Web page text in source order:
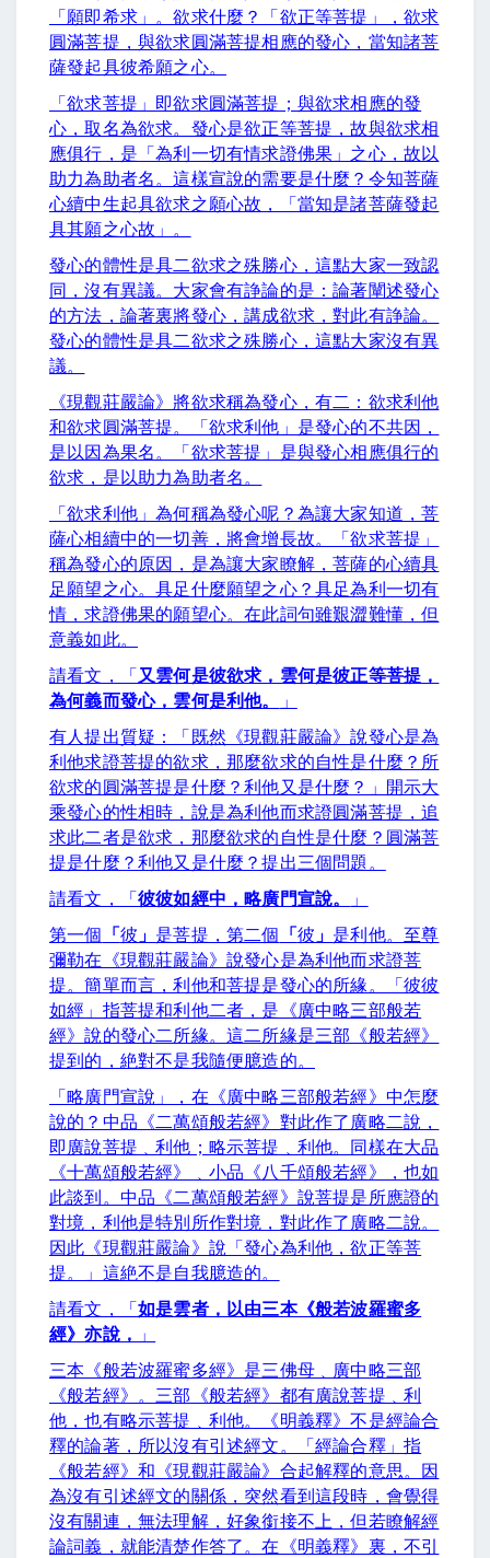
「願即希求」。欲求什麼？「欲正等菩提」，欲求
圓滿菩提，與欲求圓滿菩提相應的發心，當知諸菩
薩發起具彼希願之心。
「欲求菩提」即欲求圓滿菩提；與欲求相應的發
心，取名為欲求。發心是欲正等菩提，故與欲求相
應俱行，是「為利一切有情求證佛果」之心，故以
助力為助者名。這樣宣說的需要是什麼？令知菩薩
心續中生起具欲求之願心故，「當知是諸菩薩發起
具其願之心故」。
發心的體性是具二欲求之殊勝心，這點大家一致認
同，沒有異議。大家會有諍論的是：論著闡述發心
的方法，論著裏將發心，講成欲求，對此有諍論。
發心的體性是具二欲求之殊勝心，這點大家沒有異
議。
《現觀莊嚴論》將欲求稱為發心，有二：欲求利他
和欲求圓滿菩提。「欲求利他」是發心的不共因，
是以因為果名。「欲求菩提」是與發心相應俱行的
欲求，是以助力為助者名。
「欲求利他」為何稱為發心呢？為讓大家知道，菩
薩心相續中的一切善，將會增長故。「欲求菩提」
稱為發心的原因，是為讓大家瞭解，菩薩的心續具
足願望之心。具足什麼願望之心？具足為利一切有
情，求證佛果的願望心。在此詞句雖艱澀難懂，但
意義如此。
請看文，「 又雲何是彼欲求，雲何是彼正等菩提，
為何義而發心，雲何是利他。
」
有人提出質疑：「既然《現觀莊嚴論》說發心是為
利他求證菩提的欲求，那麼欲求的自性是什麼？所
欲求的圓滿菩提是什麼？利他又是什麼？」開示大
乘發心的性相時，說是為利他而求證圓滿菩提，追
求此二者是欲求，那麼欲求的自性是什麼？圓滿菩
提是什麼？利他又是什麼？提出三個問題。
請看文，「 彼彼如經中，略廣門宣說。
」
第一個 「 彼 」 是菩提，第二個 「 彼 」 是利他。至尊
彌勒在《現觀莊嚴論》說發心是為利他而求證菩
提。簡單而言，利他和菩提是發心的所緣。「彼彼
如經」指菩提和利他二者，是《廣中略三部般若
經》說的發心二所緣。這二所緣是三部《般若經》
提到的，絶對不是我隨便臆造的。
「略廣門宣說」，在《廣中略三部般若經》中怎麼
說的？中品《二萬頌般若經》對此作了廣略二說，
即廣說菩提﹑利他；略示菩提﹑利他。同樣在大品
《十萬頌般若經》﹑小品《八千頌般若經》，也如
此談到。中品《二萬頌般若經》說菩提是所應證的
對境，利他是特別所作對境，對此作了廣略二說。
因此《現觀莊嚴論》說「發心為利他，欲正等菩
提。」這絶不是自我臆造的。
請看文，「 如是雲者，以由三本《般若波羅蜜多
經》亦說，
」
三本《般若波羅蜜多經》是三佛母﹑廣中略三部
《般若經》。三部《般若經》都有廣說菩提﹑利
他，也有略示菩提﹑利他。《明義釋》不是經論合
釋的論著，所以沒有引述經文。「經論合釋」指
《般若經》和《現觀莊嚴論》合起解釋的意思。因
為沒有引述經文的關係，突然看到這段時，會覺得
沒有關連，無法理解，好象銜接不上，但若瞭解經
論詞義，就能清楚作答了。在《明義釋》裏，不引